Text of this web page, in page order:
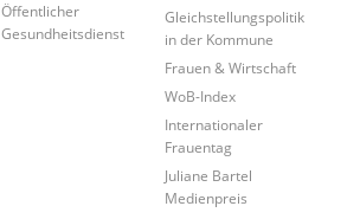
Öffentlicher
Gesundheitsdienst
Gleichstellungspolitik
in der Kommune
Frauen & Wirtschaft
WoB-Index
Internationaler
Frauentag
Juliane Bartel
Medienpreis